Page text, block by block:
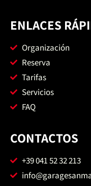
ENLACES
Organización
Reserva
Tarifas
Servicios
FAQ
CONTACTOS
+39 041 52 32 213